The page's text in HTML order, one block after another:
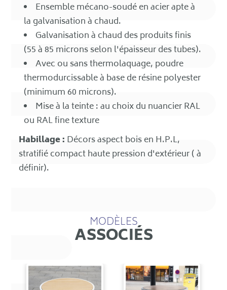
Ensemble mécano-soudé en acier apte à
la galvanisation à chaud.
Galvanisation à chaud des produits finis
(55 à 85 microns selon l'épaisseur des tubes).
Avec ou sans thermolaquage, poudre
thermodurcissable à base de résine polyester
(minimum 60 microns).
Mise à la teinte : au choix du nuancier RAL
ou RAL fine texture
Habillage : Décors aspect bois en H.P.L,
stratifié compact haute pression d'extérieur ( à
définir).
MODÈLES
ASSOCIÉS